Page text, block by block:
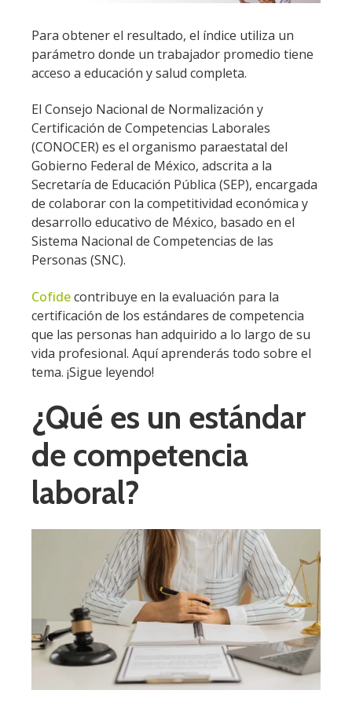
Para obtener el resultado, el índice utiliza un
parámetro donde un trabajador promedio tiene
acceso a educación y salud completa.
El Consejo Nacional de Normalización y
Certificación de Competencias Laborales
(CONOCER) es el organismo paraestatal del
Gobierno Federal de México, adscrita a la
Secretaría de Educación Pública (SEP), encargada
de colaborar con la competitividad económica y
desarrollo educativo de México, basado en el
Sistema Nacional de Competencias de las
Personas (SNC).
Cofidecontribuye en la evaluación para la
certificación de los estándares de competencia
que las personas han adquirido a lo largo de su
vida profesional. Aquí aprenderás todo sobre el
tema. ¡Sigue leyendo!
¿Qué es un estándar
de competencia
laboral?